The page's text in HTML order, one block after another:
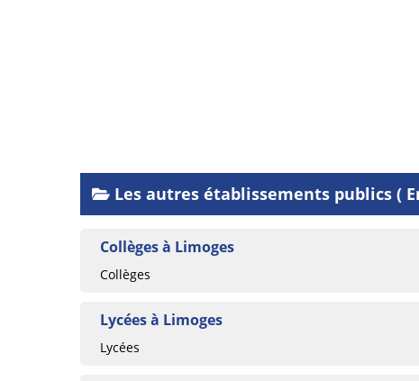
Les autres établissements publics (
Collèges à Limoges
Collèges
Lycées à Limoges
Lycées